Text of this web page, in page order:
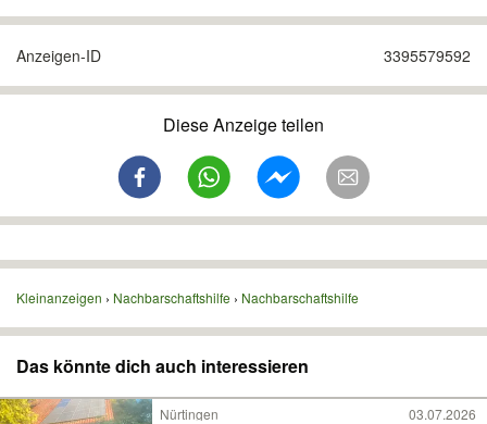
Anzeigen-ID 3395579592
Diese Anzeige teilen
Kleinanzeigen Nachbarschaftshilfe Nachbarschaftshilfe
Das könnte dich auch interessieren
Nürtingen 03.07.2026